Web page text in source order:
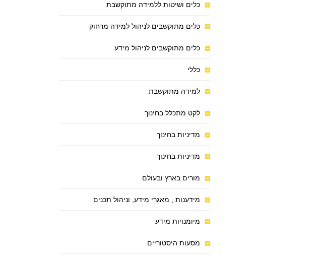
כלים ושיטות ללמידה מתוקשבת
כלים מתוקשבים לניהול למידה מרחוק
כלים מתוקשבים לניהול מידע
כללי
למידה מתוקשבת
לקט מתכלל בחינוך
מדיניות בחינוך
מדיניות בחינוך
מורים בארץ ובעולם
מידענות , מאגרי מידע, וניהול תכנים
מיומנויות מידע
מסעות היסטוריים